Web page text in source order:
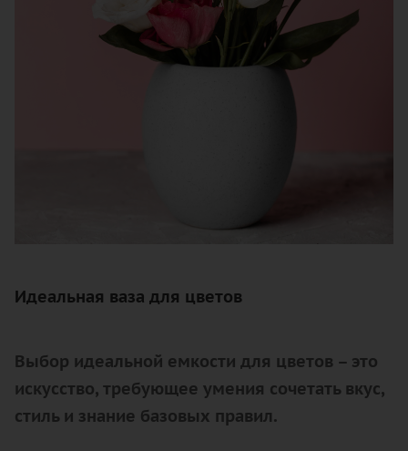
Идеальная ваза для цветов
Выбор идеальной емкости для цветов – это
искусство, требующее умения сочетать вкус,
стиль и знание базовых правил.